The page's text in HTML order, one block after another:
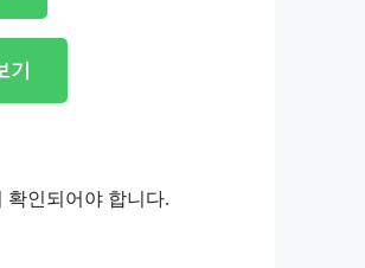
확인되어야 합니다.